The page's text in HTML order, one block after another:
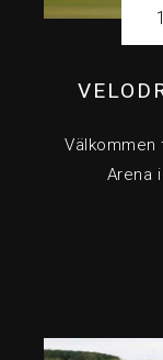
Arena